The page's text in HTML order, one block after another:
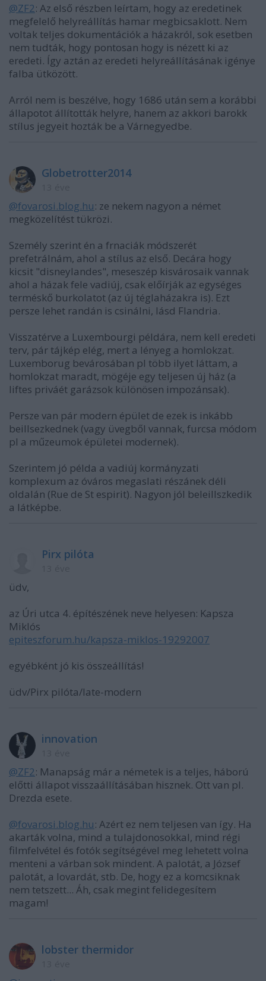
@ZF2: Az első részben leírtam, hogy az eredetinek
megfelelő helyreállítás hamar megbicsaklott. Nem
voltak teljes dokumentációk a házakról, sok esetben
nem tudták, hogy pontosan hogy is nézett ki az
eredeti. Így aztán az eredeti helyreállításának igénye
falba ütközött.
Arról nem is beszélve, hogy 1686 után sem a korábbi
állapotot állították helyre, hanem az akkori barokk
stílus jegyeit hozták be a Várnegyedbe.
Globetrotter2014
@fovarosi.blog.hu: ze nekem nagyon a német
megközelítést tükrözi.
Személy szerint én a frnaciák módszerét
prefetrálnám, ahol a stílus az első. Decára hogy
kicsit "disneylandes", meseszép kisvárosaik vannak
ahol a házak fele vadiúj, csak előírják az egységes
terméskő burkolatot (az új téglaházakra is). Ezt
persze lehet randán is csinálni, lásd Flandria.
Visszatérve a Luxembourgi példára, nem kell eredeti
terv, pár tájkép elég, mert a lényeg a homlokzat.
Luxemborug bevárosában pl több ilyet láttam, a
homlokzat maradt, mögéje egy teljesen új ház (a
liftes priváét garázsok különösen impozánsak).
Persze van pár modern épület de ezek is inkább
beillsezkednek (vagy üvegből vannak, furcsa módom
pl a műzeumok épületei modernek).
Szerintem jó példa a vadiúj kormányzati
komplexum az óváros megaslati részánek déli
oldalán (Rue de St espirit). Nagyon jól beleillszkedik
a látképbe.
Pirx pilóta
üdv,
az Úri utca 4. építészének neve helyesen: Kapsza
Miklós
epiteszforum.hu/kapsza-miklos-19292007
egyébként jó kis összeállítás!
üdv/Pirx pilóta/late-modern
innovation
@ZF2: Manapság már a németek is a teljes, háború
előtti állapot visszaállításában hisznek. Ott van pl.
Drezda esete.
@fovarosi.blog.hu: Azért ez nem teljesen van így. Ha
akarták volna, mind a tulajdonosokkal, mind régi
filmfelvétel és fotók segítségével meg lehetett volna
menteni a várban sok mindent. A palotát, a József
palotát, a lovardát, stb. De, hogy ez a komcsiknak
nem tetszett... Áh, csak megint felidegesítem
magam!
lobster thermidor